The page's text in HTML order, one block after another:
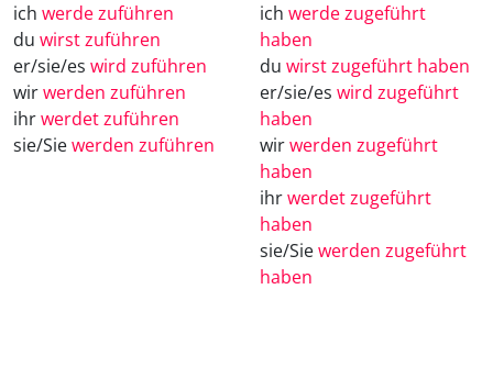
ich werde zuführen
du wirst zuführen
er/sie/es wird zuführen
wirwerden zuführen
ihrwerdet zuführen
sie/Siewerden zuführen
ich werde zugeführt
haben
du wirst zugeführt haben
er/sie/es wird zugeführt
haben
wirwerden zugeführt
haben
ihrwerdet zugeführt
haben
sie/Siewerden zugeführt
haben